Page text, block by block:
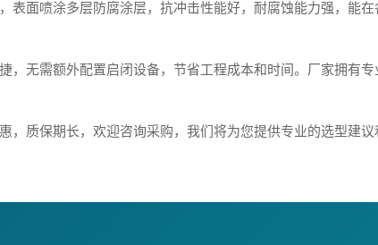
表面喷涂多层防腐涂层，抗冲击性能好，耐腐蚀能力强，能
，无需额外配置启闭设备，节省工程成本和时间。厂家拥有
，质保期长，欢迎咨询采购，我们将为您提供专业的选型建议